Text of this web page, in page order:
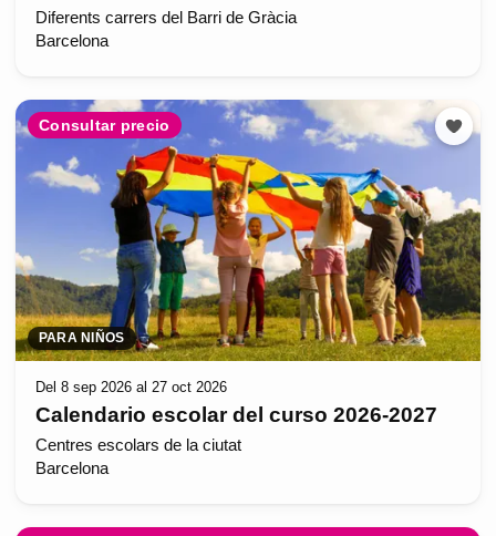
Diferents carrers del Barri de Gràcia
Barcelona
Consultar precio
PARA NIÑOS
Del 8 sep 2026 al 27 oct 2026
Calendario escolar del curso 2026-2027
Centres escolars de la ciutat
Barcelona